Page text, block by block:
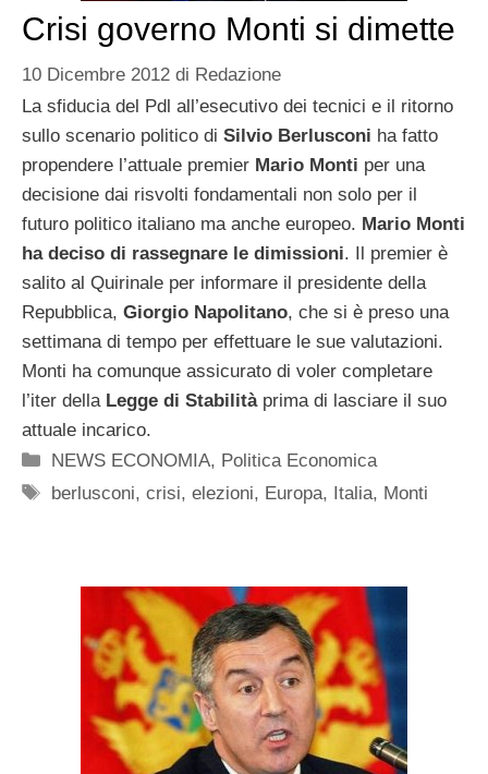
Crisi governo Monti si dimette
10 Dicembre 2012 di Redazione
La sfiducia del Pdl all’esecutivo dei tecnici e il ritorno
sullo scenario politico di Silvio Berlusconi ha fatto
propendere l’attuale premier Mario Monti per una
decisione dai risvolti fondamentali non solo per il
futuro politico italiano ma anche europeo. Mario Monti
ha deciso di rassegnare le dimissioni. Il premier è
salito al Quirinale per informare il presidente della
Repubblica, Giorgio Napolitano, che si è preso una
settimana di tempo per effettuare le sue valutazioni.
Monti ha comunque assicurato di voler completare
l’iter della Legge di Stabilitàprima di lasciare il suo
attuale incarico.
Categorie
NEWS ECONOMIA, Politica Economica
Tag
berlusconi,crisi,elezioni, Europa, Italia, Monti